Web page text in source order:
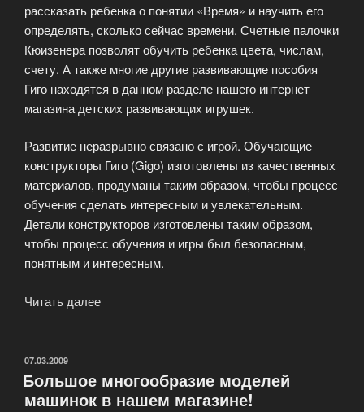
рассказать ребенка о понятии «Время» и научить его
определять, сколько сейчас времени. Счетные палочки
Кюизенера позволят обучить ребенка цвета, числам,
счету. А также многие другие развивающие пособия
Гиго находятся в данном разделе нашего интернет
магазина детских развивающих игрушек.
Развитие неразрывно связано с игрой. Обучающие
конструкторы Гиго (Gigo) изготовлены из качественных
материалов, продуманы таким образом, чтобы процесс
обучения сделать интересным и увлекательным.
Детали конструкторов изготовлены таким образом,
чтобы процесс обучения и игры был безопасным,
понятным и интересным.
Читать далее
ОПУБЛИКОВАНО
07.03.2009
Большое многообразие моделей
машинок в нашем магазине!